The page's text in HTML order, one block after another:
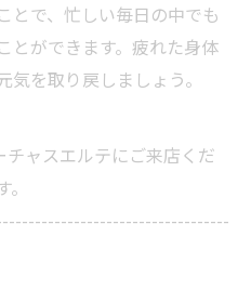
とで、忙しい毎日の中でも
とができます。疲れた身体
を取り戻しましょう。
チャスエルテにご来店くだ